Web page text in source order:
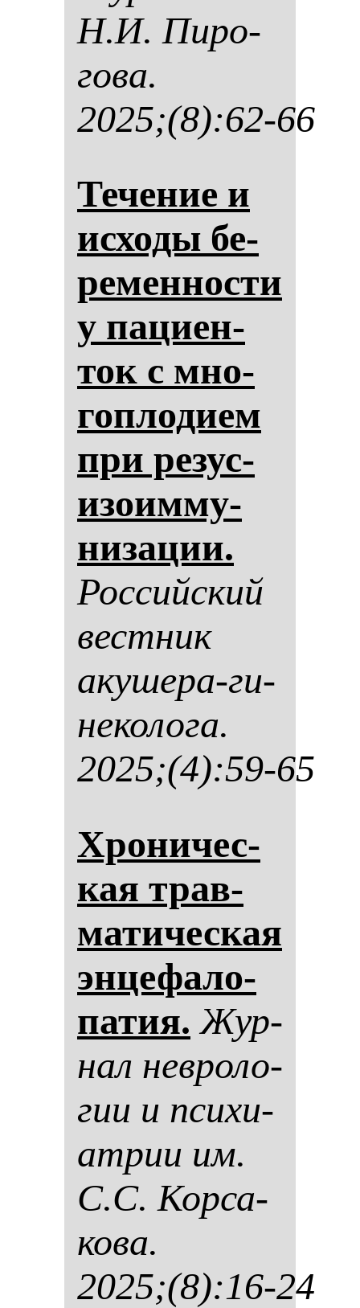
Н.И. Пи­ро­
го­ва.
2025;(8):62-66
Те­че­ние и
ис­хо­ды бе­
ре­мен­нос­ти
у па­ци­ен­
ток с мно­
гоп­ло­ди­ем
при ре­зус-
изо­им­му­
ни­за­ции.
Рос­сий­ский
вес­тник
аку­ше­ра-ги­
не­ко­ло­га.
2025;(4):59-65
Хро­ни­чес­
кая трав­
ма­ти­чес­кая
эн­це­фа­ло­
па­тия. Жур­
нал нев­ро­ло­
гии и пси­хи­
ат­рии им.
С.С. Кор­са­
ко­ва.
2025;(8):16-24